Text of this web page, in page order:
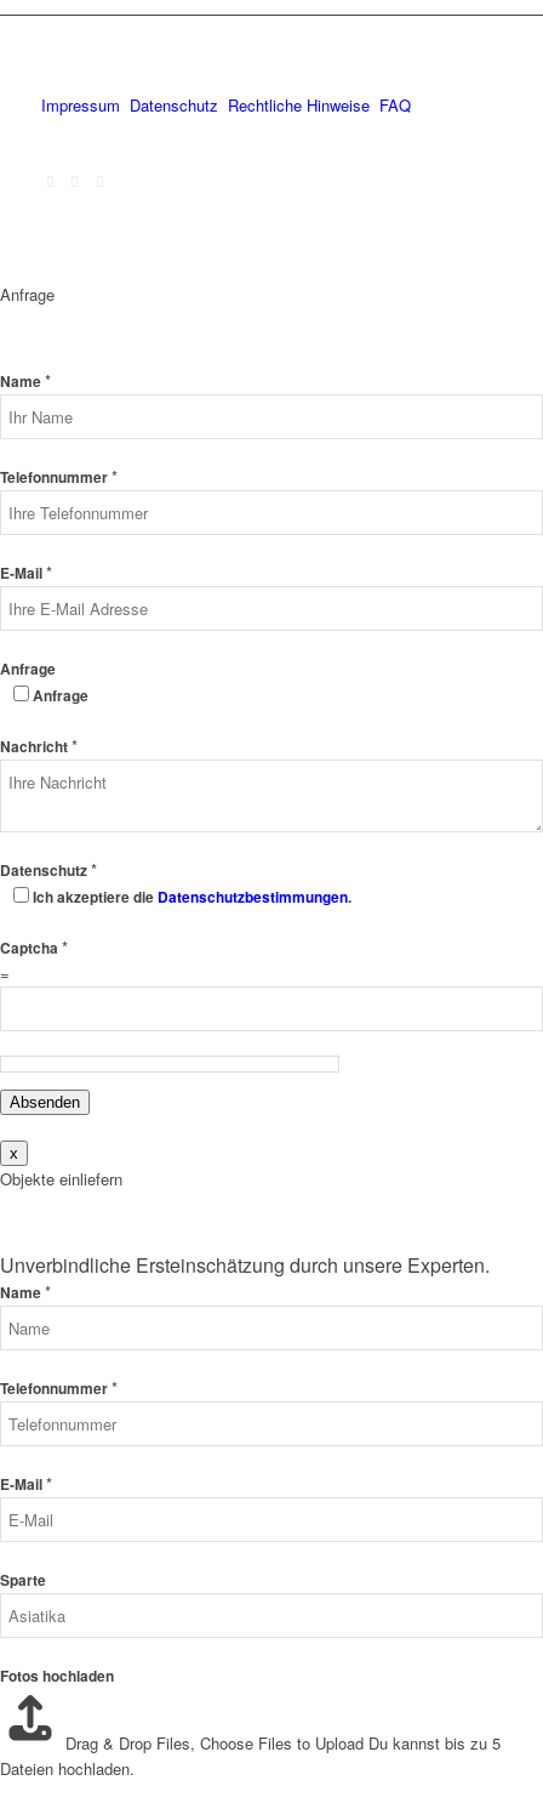
Impressum Datenschutz Rechtliche Hinweise FAQ
Anfrage
Name*
Telefonnummer*
E-Mail*
Anfrage
Anfrage
Nachricht*
Datenschutz*
Ich akzeptiere die Datenschutzbestimmungen.
Captcha *
=
Absenden
x
Objekte einliefern
Unverbindliche Ersteinschätzung durch unsere Experten.
Name*
Telefonnummer*
E-Mail*
Sparte
Fotos hochladen
Drag & Drop Files, Choose Files to Upload Du kannst bis zu 5
Dateien hochladen.